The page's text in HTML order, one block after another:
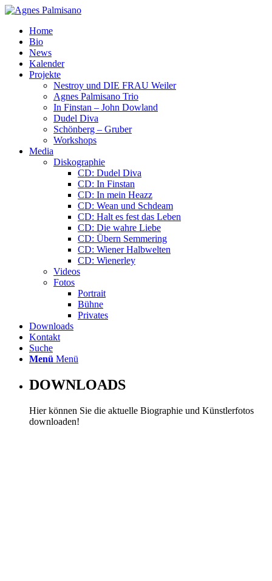
Home
Bio
News
Kalender
Projekte
Nestroy und DIE FRAU Weiler
Agnes Palmisano Trio
In Finstan – John Dowland
Dudel Diva
Schönberg – Gruber
Workshops
Media
Diskographie
CD: Dudel Diva
CD: In Finstan
CD: In mein Heazz
CD: Wean und Schdeam
CD: Halt es fest das Leben
CD: Die wahre Liebe
CD: Übern Semmering
CD: Wiener Halbwelten
CD: Wienerley
Videos
Fotos
Portrait
Bühne
Privates
Downloads
Kontakt
Suche
Menü Menü
DOWNLOADS
Hier können Sie die aktuelle Biographie und Künstlerfotos
downloaden!